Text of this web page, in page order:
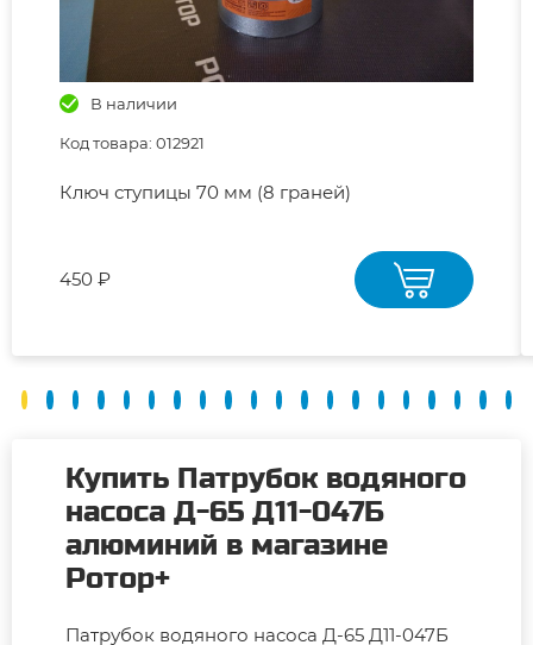
В наличии
Код товара: 012921
Ключ ступицы 70 мм (8 граней)
450 ₽
Купить Патрубок водяного
насоса Д-65 Д11-047Б
алюминий в магазине
Ротор+
Патрубок водяного насоса Д-65 Д11-047Б